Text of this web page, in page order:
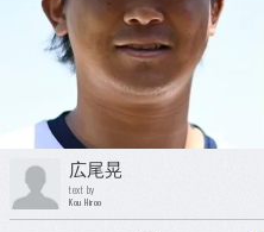
広尾晃
text by
Kou Hiroo